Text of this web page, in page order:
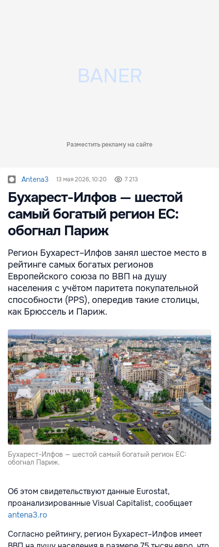
Разместить рекламу на сайте
Antena3 13 мая 2026, 10:20 7 213
Бухарест-Илфов — шестой
самый богатый регион ЕС:
обогнал Париж
Регион Бухарест–Илфов занял шестое место в
рейтинге самых богатых регионов
Европейского союза по ВВП на душу
населения с учётом паритета покупательной
способности (PPS), опередив такие столицы,
как Брюссель и Париж.
Бухарест-Илфов — шестой самый богатый регион ЕС:
обогнал Париж.
Об этом свидетельствуют данные Eurostat,
проанализированные Visual Capitalist, сообщает
antena3.ro
Согласно рейтингу, регион Бухарест–Илфов имеет